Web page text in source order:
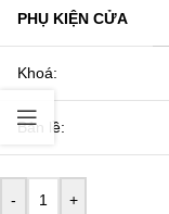
PHỤ KIỆN CỬA
Khoá:
Bản lề:
- +